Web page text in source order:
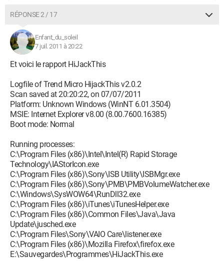
RÉPONSE 2 / 17
Enfant_du_soleil
7 juil. 2011 à 20:22
Et voici le rapport HiJackThis
Logfile of Trend Micro HijackThis v2.0.2
Scan saved at 20:20:22, on 07/07/2011
Platform: Unknown Windows (WinNT 6.01.3504)
MSIE: Internet Explorer v8.00 (8.00.7600.16385)
Boot mode: Normal
Running processes:
C:\Program Files (x86)\Intel\Intel(R) Rapid Storage
Technology\IAStorIcon.exe
C:\Program Files (x86)\Sony\ISB Utility\ISBMgr.exe
C:\Program Files (x86)\Sony\PMB\PMBVolumeWatcher.exe
C:\Windows\SysWOW64\RunDll32.exe
C:\Program Files (x86)\iTunes\iTunesHelper.exe
C:\Program Files (x86)\Common Files\Java\Java
Update\jusched.exe
C:\Program Files\Sony\VAIO Care\listener.exe
C:\Program Files (x86)\Mozilla Firefox\firefox.exe
E:\Sauvegardes\Programmes\HiJackThis.exe